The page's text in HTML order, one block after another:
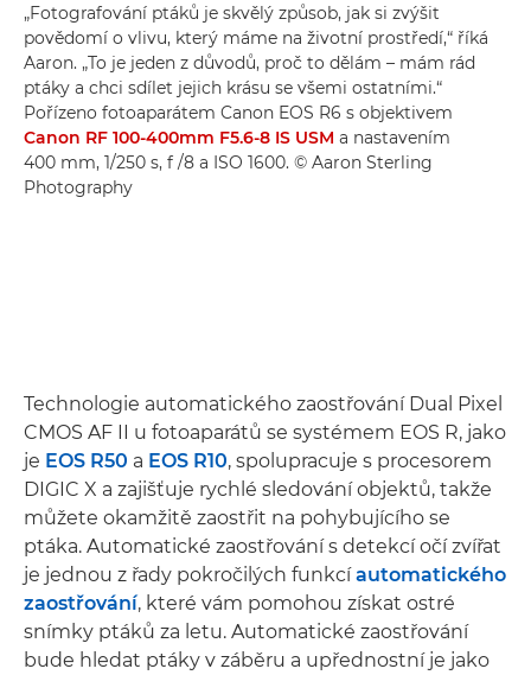
„Fotografování ptáků je skvělý způsob, jak si zvýšit
povědomí o vlivu, který máme na životní prostředí,“ říká
Aaron. „To je jeden z důvodů, proč to dělám – mám rád
ptáky a chci sdílet jejich krásu se všemi ostatními.“
Pořízeno fotoaparátem Canon EOS R6 s objektivem
Canon RF 100-400mm F5.6-8 IS USM a nastavením
400 mm, 1/250 s, f /8 a ISO 1600. © Aaron Sterling
Photography
Technologie automatického zaostřování Dual Pixel
CMOS AF II u fotoaparátů se systémem EOS R, jako
je EOS R50 a EOS R10, spolupracuje s procesorem
DIGIC X a zajišťuje rychlé sledování objektů, takže
můžete okamžitě zaostřit na pohybujícího se
ptáka. Automatické zaostřování s detekcí očí zvířat
je jednou z řady pokročilých funkcíautomatického
zaostřování, které vám pomohou získat ostré
snímky ptáků za letu. Automatické zaostřování
bude hledat ptáky v záběru a upřednostní je jako